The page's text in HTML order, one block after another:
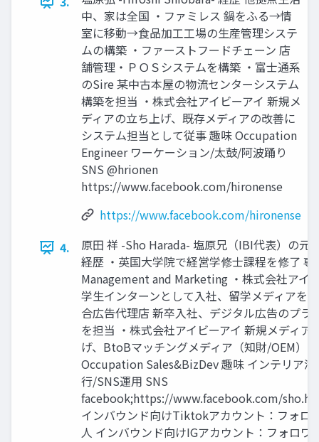
中、家は全国 ・ファミレス 鍋をふる→情
室に移動→⾷品加⼯⼯場の⽣産管理システ
ムの構築 ・ファーストフードチェーン 店
舗管理・ＰＯＳシステムを構築 ・富⼠通系
のSire 某中古本屋の物流センターシステム
構築を担当 ・株式会社アイビーアイ 新規メ
ディアの⽴ち上げ、既存メディアの改善に
システム担当として従事 趣味 Occupation
Engineer ワーケーション/太⿎/阿波踊り
SNS @hrionen
https://www.facebook.com/hironense
https://www.facebook.com/hironense
4.
原⽥ 祥 -Sho Harada- 塩原兄（IBI代表）の元
経歴 ・英国⼤学院で経営学修⼠課程を修了 専
Management and Marketing ・株式会社アイ
学⽣インターンとして⼊社、留学メディアを
合広告代理店 新卒⼊社、デジタル広告のプラ
を担当 ・株式会社アイビーアイ 新規メディア
げ、BtoBマッチングメディア（知財/OEM）
Occupation Sales&BizDev 趣味 インテリア海
⾏/SNS運⽤ SNS
facebook;https://www.facebook.com/
インバウンド向けTiktokアカウント：フォロ
⼈ インバウンド向けIGアカウント：フォロワ